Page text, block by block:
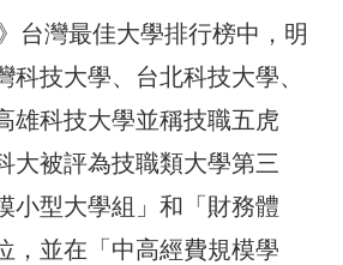
台灣最佳大學排行榜中，明
科技大學、台北科技大學、
雄科技大學並稱技職五虎
大被評為技職類大學第三
小型大學組」和「財務體
，並在「中高經費規模學